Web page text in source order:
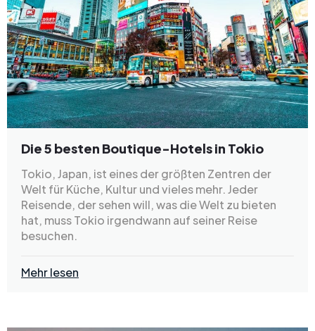
Die 5 besten Boutique-Hotels in Tokio
Tokio, Japan, ist eines der größten Zentren der
Welt für Küche, Kultur und vieles mehr. Jeder
Reisende, der sehen will, was die Welt zu bieten
hat, muss Tokio irgendwann auf seiner Reise
besuchen.
Mehr lesen